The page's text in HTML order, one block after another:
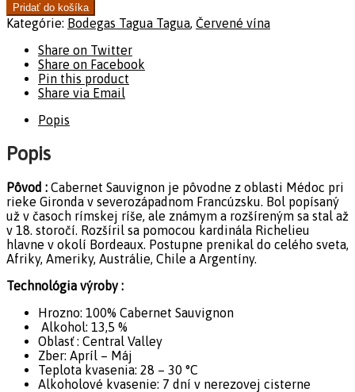
Pridať do košíka
Kategórie: Bodegas Tagua Tagua, Červené vína
Share on Twitter
Share on Facebook
Pin this product
Share via Email
Popis
Popis
Pôvod : Cabernet Sauvignon je pôvodne z oblasti Médoc pri
rieke Gironda v severozápadnom Francúzsku. Bol popísaný
už v časoch rímskej ríše, ale známym a rozšíreným sa stal až
v 18. storočí. Rozšíril sa pomocou kardinála Richelieu
hlavne v okolí Bordeaux. Postupne prenikal do celého sveta,
Afriky, Ameriky, Austrálie, Chile a Argentíny.
Technológia výroby :
Hrozno: 100% Cabernet Sauvignon
Alkohol: 13,5 %
Oblasť : Central Valley
Zber: Apríl – Máj
Teplota kvasenia: 28 – 30 °C
Alkoholové kvasenie: 7 dní v nerezovej cisterne